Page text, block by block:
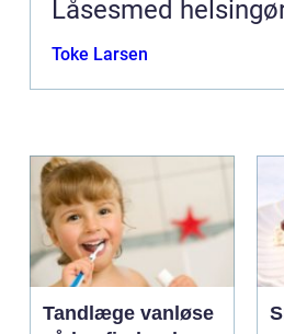
Låsesmed
Toke Larsen
Tandlæge vanløse